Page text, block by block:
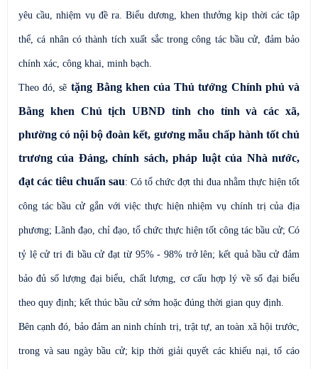
yêu cầu, nhiệm vụ đề ra. Biểu dương, khen thưởng kịp thời các tập
thể, cá nhân có thành tích xuất sắc trong công tác bầu cử, đảm bảo
chính xác, công khai, minh bạch.
Theo đó,sẽ tặng Bằng khen của Thủ tướng Chính phủ và
Bằng khen Chủ tịch UBND tỉnh cho tỉnh và các xã,
phường có nội bộ đoàn kết, gương mẫu chấp hành tốt chủ
trương của Đảng, chính sách, pháp luật của Nhà nước,
đạt các tiêu chuẩn sau: Có tổ chức đợt thi đua nhằm thực hiện tốt
công tác bầu cử gắn với việc thực hiện nhiệm vụ chính trị của địa
phương; Lãnh đạo, chỉ đạo, tổ chức thực hiện tốt công tác bầu cử; Có
tỷ lệ cử tri đi bầu cử đạt từ 95% - 98% trở lên; kết quả bầu cử đảm
bảo đủ số lượng đại biểu, chất lượng, cơ cấu hợp lý về số đại biểu
theo quy định; kết thúc bầu cử sớm hoặc đúng thời gian quy định.
Bên cạnh đó, bảo đảm an ninh chính trị, trật tự, an toàn xã hội trước,
trong và sau ngày bầu cử; kịp thời giải quyết các khiếu nại, tố cáo